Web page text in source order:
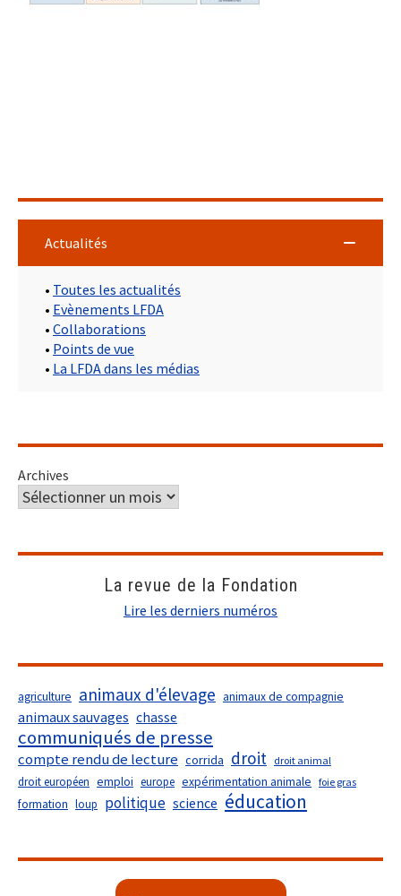
Actualités
• Toutes les actualités
• Evènements LFDA
• Collaborations
• Points de vue
• La LFDA dans les médias
Archives
La revue de la Fondation
Lire les derniers numéros
agriculture animaux d'élevage animaux de compagnie
animaux sauvages chasse
communiqués de presse
compte rendu de lecture corrida droit droit animal
droit européen emploi europe expérimentation animale foie gras
formation loup politique science éducation